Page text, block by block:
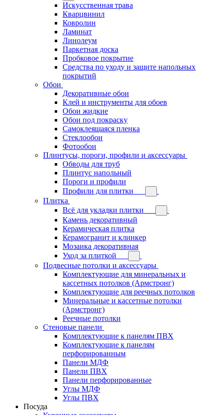
Искусственная трава
Кварцвинил
Ковролин
Ламинат
Линолеум
Паркетная доска
Пробковое покрытие
Средства по уходу и защите напольных
покрытий
Обои
Декоративные обои
Клей и инструменты для обоев
Обои жидкие
Обои под покраску
Самоклеящаяся пленка
Стеклообои
Фотообои
Плинтусы, пороги, профили и аксессуары
Обводы для труб
Плинтус напольный
Пороги и профили
Профили для плитки
Плитка
Всё для укладки плитки
Камень декоративный
Керамическая плитка
Керамогранит и клинкер
Мозаика декоративная
Уход за плиткой
Подвесные потолки и аксессуары
Комплектующие для минеральных и
кассетных потолков (Армстронг)
Комплектующие для реечных потолков
Минеральные и кассетные потолки
(Армстронг)
Реечные потолки
Стеновые панели
Комплектующие к панелям ПВХ
Комплектующие к панелям
перфорированным
Панели МДФ
Панели ПВХ
Панели перфорированные
Углы МДФ
Углы ПВХ
Посуда